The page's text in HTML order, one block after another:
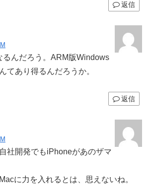
返信
るんだろう。ARM版Windows
てあり得るんだろうか。
返信
社開発でもiPhoneがあのザマ
に力を入れるとは、思えないね。